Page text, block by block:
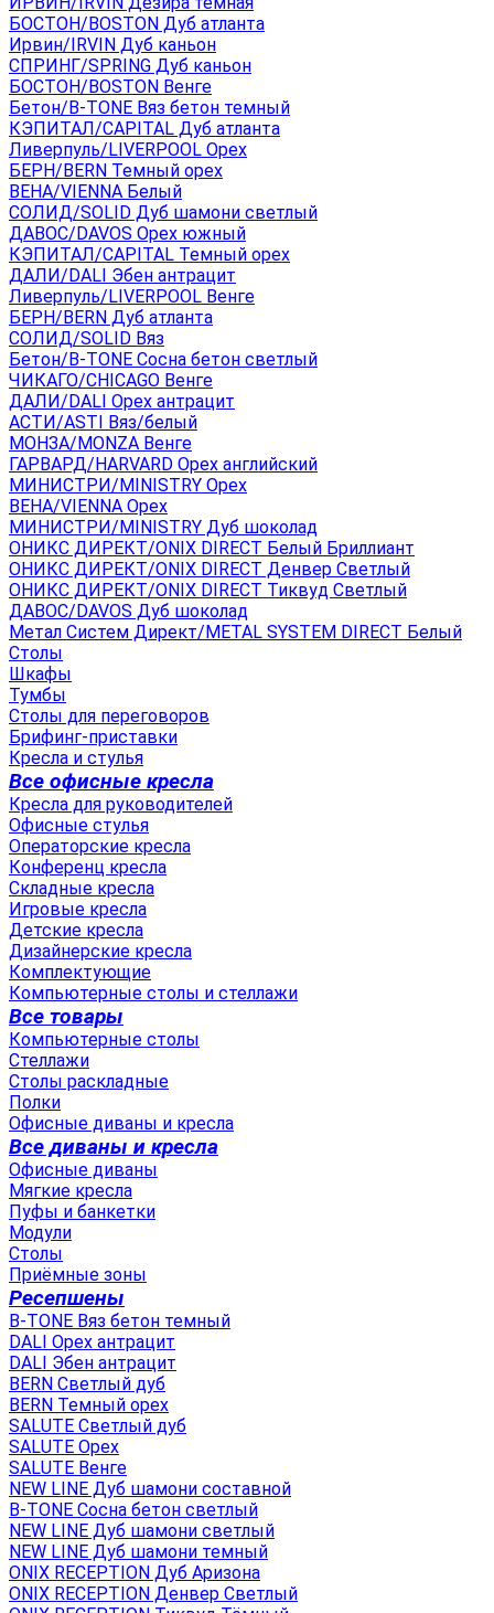
БОСТОН/BOSTON Дуб атланта
Ирвин/IRVIN Дуб каньон
СПРИНГ/SPRING Дуб каньон
БОСТОН/BOSTON Венге
Бетон/B-TONE Вяз бетон темный
КЭПИТАЛ/CAPITAL Дуб атланта
Ливерпуль/LIVERPOOL Орех
БЕРН/BERN Темный орех
ВЕНА/VIENNA Белый
СОЛИД/SOLID Дуб шамони светлый
ДАВОС/DAVOS Орех южный
КЭПИТАЛ/CAPITAL Темный орех
ДАЛИ/DALI Эбен антрацит
Ливерпуль/LIVERPOOL Венге
БЕРН/BERN Дуб атланта
СОЛИД/SOLID Вяз
Бетон/B-TONE Сосна бетон светлый
ЧИКАГО/CHICAGO Венге
ДАЛИ/DALI Орех антрацит
АСТИ/ASTI Вяз/белый
МОНЗА/MONZA Венге
ГАРВАРД/HARVARD Орех английский
МИНИСТРИ/MINISTRY Орех
ВЕНА/VIENNA Орех
МИНИСТРИ/MINISTRY Дуб шоколад
ОНИКС ДИРЕКТ/ONIX DIRECT Белый Бриллиант
ОНИКС ДИРЕКТ/ONIX DIRECT Денвер Светлый
ОНИКС ДИРЕКТ/ONIX DIRECT Тиквуд Светлый
ДАВОС/DAVOS Дуб шоколад
Метал Систем Директ/METAL SYSTEM DIRECT Белый
Столы
Шкафы
Тумбы
Столы для переговоров
Брифинг-приставки
Кресла и стулья
Все офисные кресла
Кресла для руководителей
Офисные стулья
Операторские кресла
Конференц кресла
Складные кресла
Игровые кресла
Детские кресла
Дизайнерские кресла
Комплектующие
Компьютерные столы и стеллажи
Все товары
Компьютерные столы
Стеллажи
Столы раскладные
Полки
Офисные диваны и кресла
Все диваны и кресла
Офисные диваны
Мягкие кресла
Пуфы и банкетки
Модули
Столы
Приёмные зоны
Ресепшены
B-TONE Вяз бетон темный
DALI Орех антрацит
DALI Эбен антрацит
BERN Светлый дуб
BERN Темный орех
SALUTE Светлый дуб
SALUTE Орех
SALUTE Венге
NEW LINE Дуб шамони составной
B-TONE Сосна бетон светлый
NEW LINE Дуб шамони светлый
NEW LINE Дуб шамони темный
ONIX RECEPTION Дуб Аризона
ONIX RECEPTION Денвер Светлый